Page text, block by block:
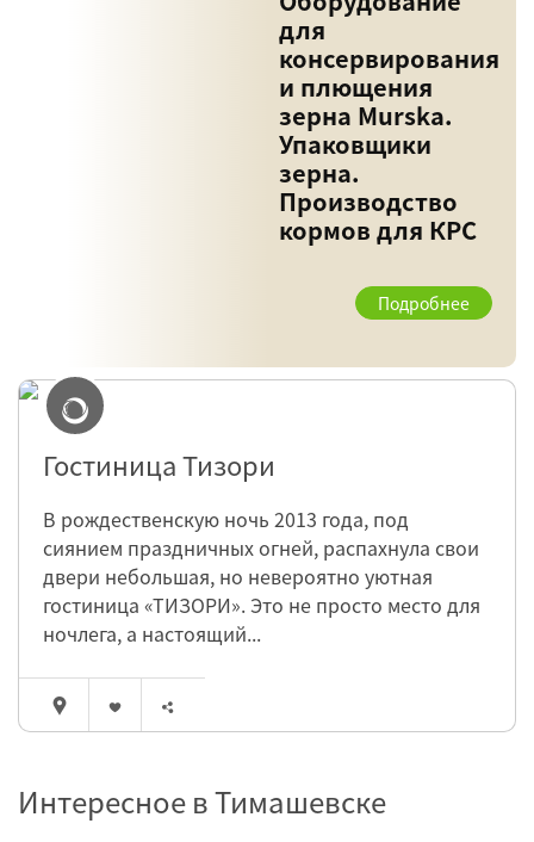
для
консервирования
и плющения
зерна Murska.
Упаковщики
зерна.
Производство
кормов для КРС
Подробнее
Гостиница Тизори
В рождественскую ночь 2013 года, под
сиянием праздничных огней, распахнула свои
двери небольшая, но невероятно уютная
гостиница «ТИЗОРИ». Это не просто место для
ночлега, а настоящий...
Интересное в Тимашевске